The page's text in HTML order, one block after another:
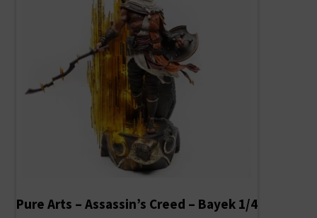
Pure Arts – Assassin’s Creed – Bayek 1/4